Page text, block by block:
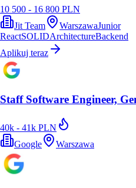
10 500 - 16 800 PLN
Jit Team
WarszawaJunior
ReactSOLIDArchitectureBackend
Aplikuj teraz
Staff Software Engineer,
40k - 41k PLN
Google
Warszawa